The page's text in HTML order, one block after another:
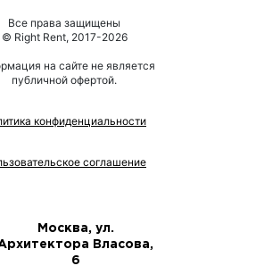
Все права защищены
© Right Rent, 2017-2026
на сайте не является
публичной офертой.
конфиденциальности
соглашение
Москва, ул.
Власова,
6